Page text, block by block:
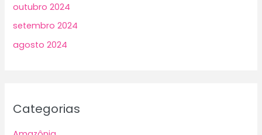
outubro 2024
setembro 2024
agosto 2024
Categorias